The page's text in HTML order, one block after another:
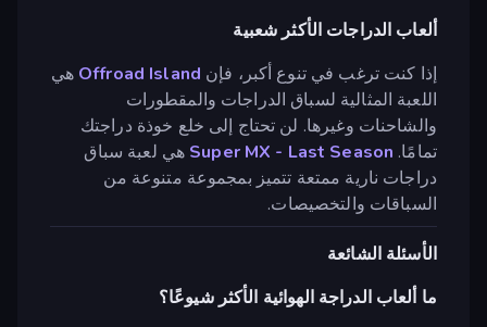
ألعاب الدراجات الأكثر شعبية
إذا كنت ترغب في تنوع أكبر، فإن Offroad Island هي
اللعبة المثالية لسباق الدراجات والمقطورات
والشاحنات وغيرها. لن تحتاج إلى خلع خوذة دراجتك
تمامًا. Super MX - Last Season هي لعبة سباق
دراجات نارية ممتعة تتميز بمجموعة متنوعة من
السباقات والتخصيصات.
الأسئلة الشائعة
ما ألعاب الدراجة الهوائية الأكثر شيوعًا؟